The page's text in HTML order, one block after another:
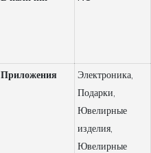
Приложения
Электроника,
Подарки,
Ювелирные
изделия,
Ювелирные